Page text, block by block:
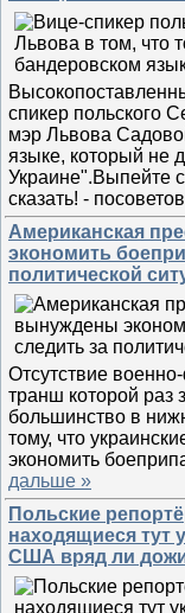
спикер польского
мэр Львова
языке, который не
Украине".Выпейте
сказать! -
Американская
экономить
политической
Отсутствие
транш которой раз
большинство в
тому, что
экономить
дальше »
Польские
находящиеся тут
США вряд ли